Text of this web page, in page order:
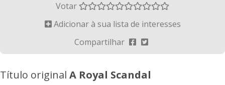
Votar
Adicionar à sua lista de interesses
Compartilhar
Título original A Royal Scandal